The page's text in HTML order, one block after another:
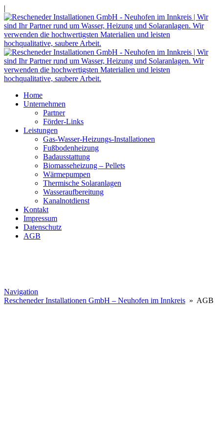
|
Home
Unternehmen
Partner
Förder-Links
Leistungen
Gas-Wasser-Heizungs-Installationen
Fußbodenheizung
Badausstattung
Biomasseheizung – Pellets
Wärmepumpen
Thermische Solaranlagen
Wasseraufbereitung
Kanalnotdienst
Kontakt
Impressum
Datenschutz
AGB
Navigation
Rescheneder Installationen GmbH – Neuhofen im Innkreis » AGB